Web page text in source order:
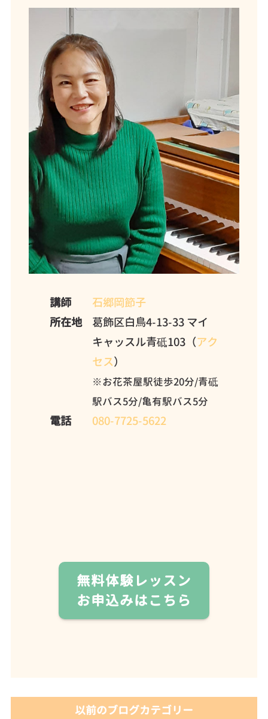
講師
石郷岡節子
所在地
葛飾区白鳥4-13-33 マイ
キャッスル青砥103（アク
セス）
※お花茶屋駅徒歩20分/青砥
駅バス5分/亀有駅バス5分
電話 080-7725-5622
無料体験レッスン
お申込みはこちら
以前のブログカテゴリー